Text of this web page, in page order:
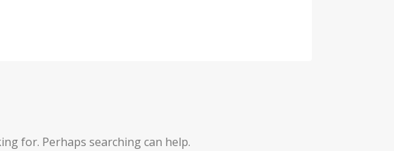
for. Perhaps searching can help.